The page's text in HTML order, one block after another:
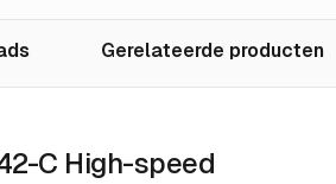
Gerelateerde producten
C High-speed